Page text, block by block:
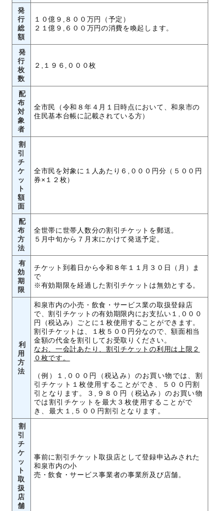
発
行
総
額
１０億９,８００万円（予定）
２１億９,６００万円の消費を喚起します。
発
行
枚
数
２,１９６,０００枚
配
布
対
象
者
全市民（令和８年４月１日時点において、和泉市の
住民基本台帳に記載されている方）
割
引
チ
ケ
ッ
ト
額
面
全市民を対象に１人あたり６,０００円分（５００円
券×１２枚）
配
布
方
法
全世帯に世帯人数分の割引チケットを郵送。
５月中旬から７月末にかけて発送予定。
有
効
期
限
チケット到着日から令和８年１１月３０日（月）ま
で
※有効期限を経過した割引チケットは無効とする。
利
用
方
法
和泉市内の小売・飲食・サービス業の取扱登録店
で、割引チケットの有効期限内にお支払い１,０００
円（税込み）ごとに１枚使用することができます。
割引チケットは、１枚５００円分なので、額面相当
金額の代金を割引してお受取りください。
なお、一会計あたり、割引チケットの利用は上限２
０枚です。
（例）１,０００円（税込み）のお買い物では、割
引チケット１枚使用することができ、５００円割
引となります。３,９８０円（税込み）のお買い物
では割引チケットを最大３枚使用することがで
き、最大１,５００円割引となります。
割
引
チ
ケ
ッ
ト
取
扱
店
舗
事前に割引チケット取扱店として登録申込みされた
和泉市内の小
売・飲食・サービス事業者の事業所及び店舗。